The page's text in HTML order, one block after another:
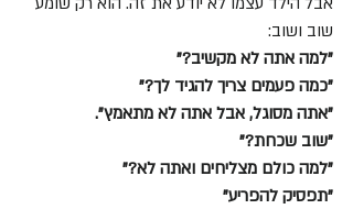
שוב ושוב:
"למה אתה לא מקשיב?"
"כמה פעמים צריך להגיד לך?"
"אתה מסוגל, אבל אתה לא מתאמץ".
"שוב שכחת?"
"למה כולם מצליחים ואתה לא?"
"תפסיק להפריע"